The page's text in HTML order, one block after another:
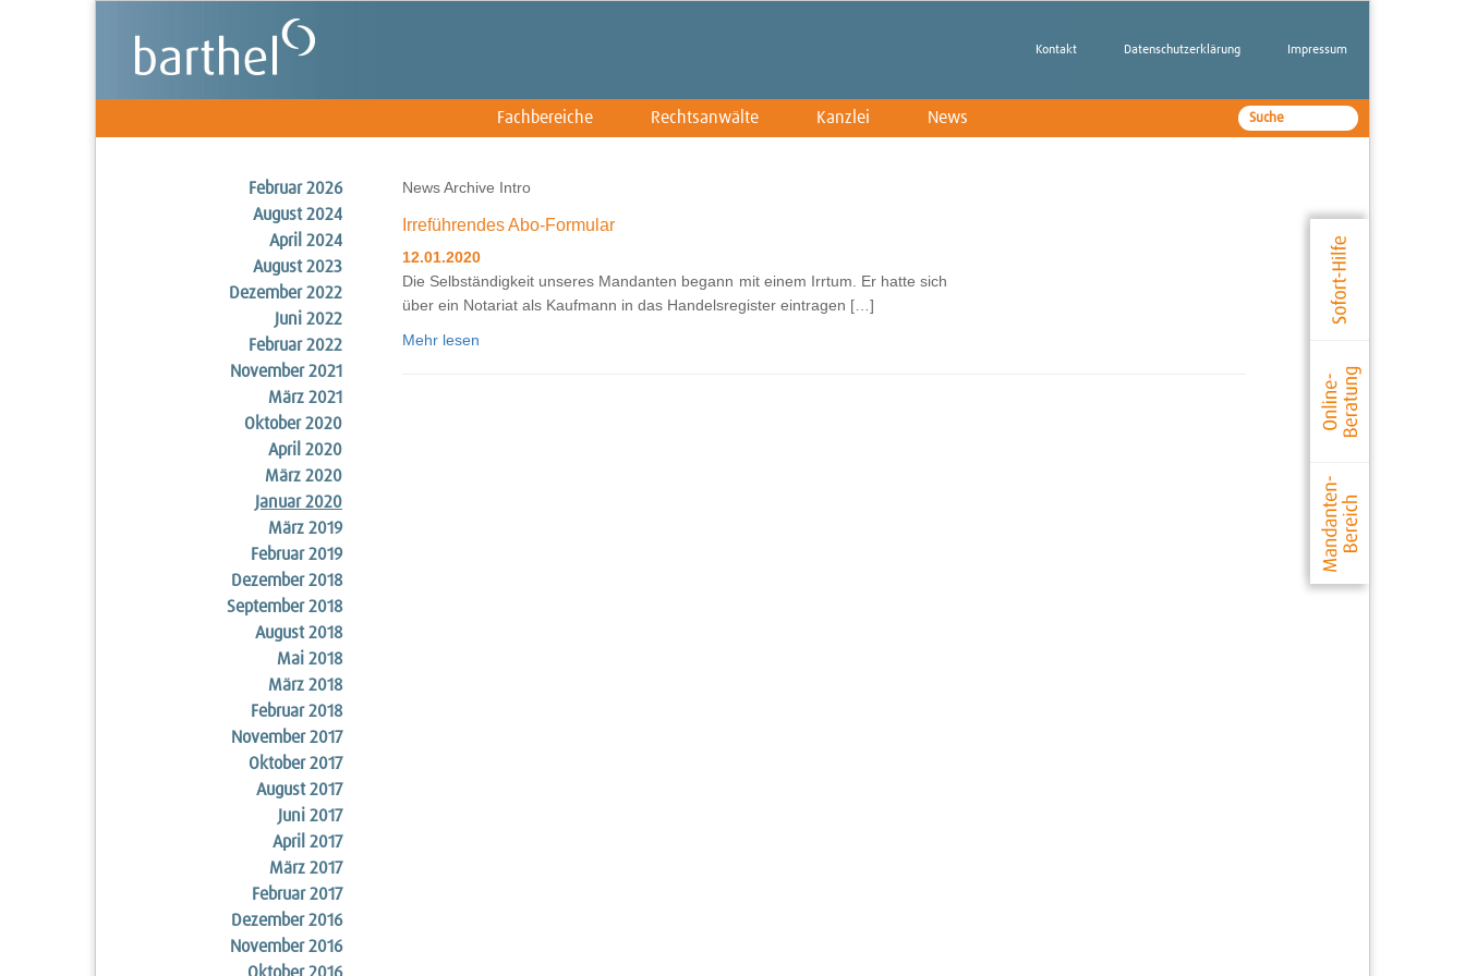
Kontakt Datenschutzerklärung Impressum
Fachbereiche Rechtsanwälte Kanzlei News
Februar 2026
August 2024
April 2024
August 2023
Dezember 2022
Juni 2022
Februar 2022
November 2021
März 2021
Oktober 2020
April 2020
März 2020
Januar 2020
März 2019
Februar 2019
Dezember 2018
September 2018
August 2018
Mai 2018
März 2018
Februar 2018
November 2017
Oktober 2017
August 2017
Juni 2017
April 2017
März 2017
Februar 2017
Dezember 2016
November 2016
News Archive Intro
Irreführendes Abo-Formular
12.01.2020
Die Selbständigkeit unseres Mandanten begann mit einem Irrtum. Er hatte sich
über ein Notariat als Kaufmann in das Handelsregister eintragen […]
Mehr lesen